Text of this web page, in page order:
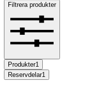
Filtrera produkter
Produkter1
Reservdelar1